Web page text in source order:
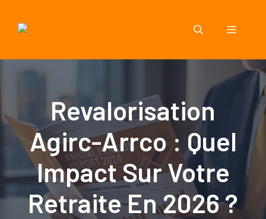
contenu
Menu
Revalorisation
Agirc-Arrco : Quel
Impact Sur Votre
Retraite En 2026 ?